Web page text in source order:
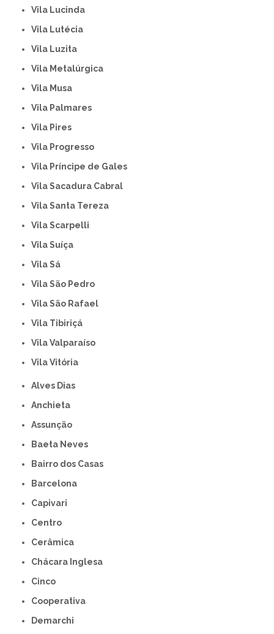
Vila Lucinda
Vila Lutécia
Vila Luzita
Vila Metalúrgica
Vila Musa
Vila Palmares
Vila Pires
Vila Progresso
Vila Príncipe de Gales
Vila Sacadura Cabral
Vila Santa Tereza
Vila Scarpelli
Vila Suíça
Vila Sá
Vila São Pedro
Vila São Rafael
Vila Tibiriçá
Vila Valparaíso
Vila Vitória
Alves Dias
Anchieta
Assunção
Baeta Neves
Bairro dos Casas
Barcelona
Capivari
Centro
Cerâmica
Chácara Inglesa
Cinco
Cooperativa
Demarchi